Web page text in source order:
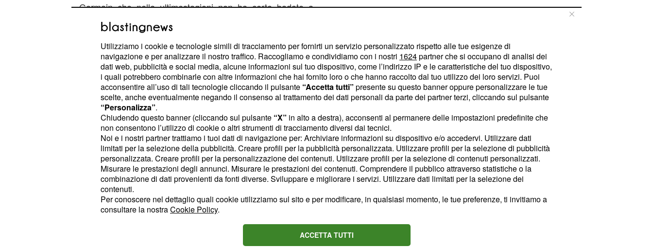
Germain che nelle ultimestagioni non ha certo badato a
spese pur di costruire una squadra in grado diprimeggiare in
Francia come in Europa.
Molto soddisfatto anche Cavani cherealizzerebbe il suo
desiderio di lasciare l'Italia per passare in una big delcalcio
Utilizziamo i cookie e tecnologie simili di tracciamento per fornirti un servizio personalizzato rispetto alle tue esigenze di
navigazione e per analizzare il nostro traffico. Raccogliamo e condividiamo con i nostri 1624partner che si occupano di analisi dei
dati web, pubblicità e social media, alcune informazioni sul tuo dispositivo, come l’indirizzo IP e le caratteristiche del tuo dispositivo,
i quali potrebbero combinarle con altre informazioni che hai fornito loro o che hanno raccolto dal tuo utilizzo dei loro servizi. Puoi
acconsentire all’uso di tali tecnologie cliccando il pulsante “Accetta tutti” presente su questo banner oppure personalizzare le tue
scelte, anche eventualmente negando il consenso al trattamento dei dati personali da parte dei partner terzi, cliccando sul pulsante
“Personalizza”.
Chiudendo questo banner (cliccando sul pulsante “X” in alto a destra), acconsenti al permanere delle impostazioni predefinite che
non consentono l’utilizzo di cookie o altri strumenti di tracciamento diversi dai tecnici.
Noi e i nostri partner trattiamo i tuoi dati di navigazione per: Archiviare informazioni su dispositivo e/o accedervi. Utilizzare dati
limitati per la selezione della pubblicità. Creare profili per la pubblicità personalizzata. Utilizzare profili per la selezione di pubblicità
personalizzata. Creare profili per la personalizzazione dei contenuti. Utilizzare profili per la selezione di contenuti personalizzati.
Misurare le prestazioni degli annunci. Misurare le prestazioni dei contenuti. Comprendere il pubblico attraverso statistiche o la
combinazione di dati provenienti da fonti diverse. Sviluppare e migliorare i servizi. Utilizzare dati limitati per la selezione dei
contenuti.
Per conoscere nel dettaglio quali cookie utilizziamo sul sito e per modificare, in qualsiasi momento, le tue preferenze, ti invitiamo a
consultare la nostraCookie Policy.
ACCETTA TUTTI